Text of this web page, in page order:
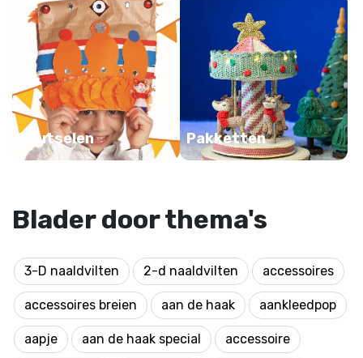
Knutselen Pakketten
Blader door thema's
3-D naaldvilten 2-d naaldvilten accessoires
accessoires breien aan de haak aankleedpop
aapje aan de haak special accessoire